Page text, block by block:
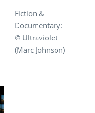
Fiction &
Documentary:
© Ultraviolet
(Marc Johnson)